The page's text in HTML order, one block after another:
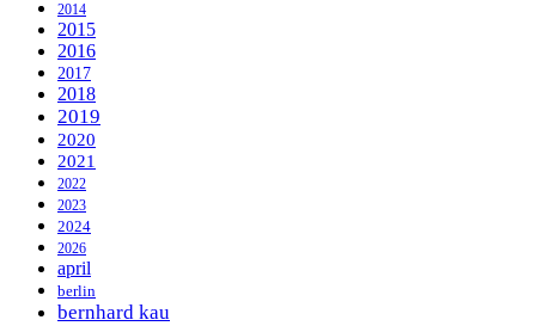
2014
2015
2016
2017
2018
2019
2020
2021
2022
2023
2024
2026
april
berlin
bernhard kau